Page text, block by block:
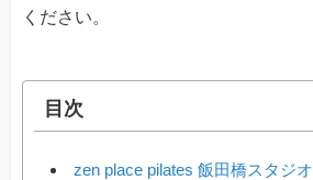
ください。
目次
zen place pilates 飯田橋スタジオ